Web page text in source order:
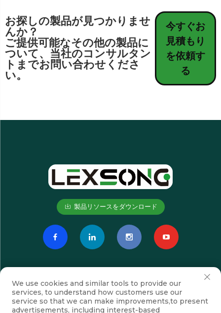
お探しの製品が見つかりませ
んか？
ご提供可能なその他の製品に
ついて、当社のコンサルタン
トまでお問い合わせくださ
い。
今すぐお
見積もり
を依頼す
る
製品リソースをダウンロード
We use cookies and similar tools to provide our
services, to understand how customers use our
service so that we can make improvements,to present
advertisements, including interest-based